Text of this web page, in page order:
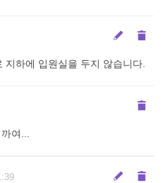
하에 입원실을 두지 않습니다.
여...